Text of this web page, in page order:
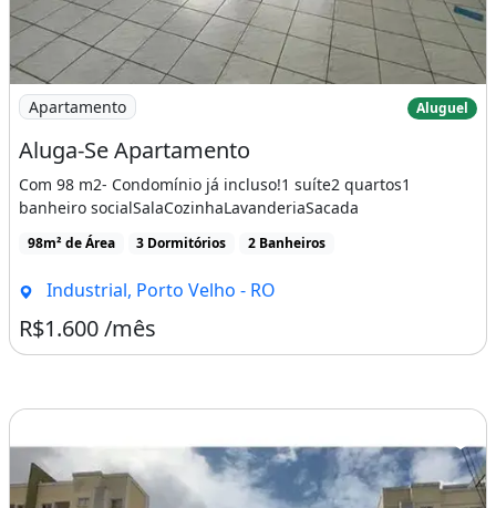
Imagem: Aluga-Se Apartamento
Apartamento Aluguel
Aluga-Se Apartamento
Com 98 m2- Condomínio já incluso!1 suíte2 quartos1
banheiro socialSalaCozinhaLavanderiaSacada
98m² de Área 3 Dormitórios 2 Banheiros
Industrial, Porto Velho - RO
R$1.600 /mês